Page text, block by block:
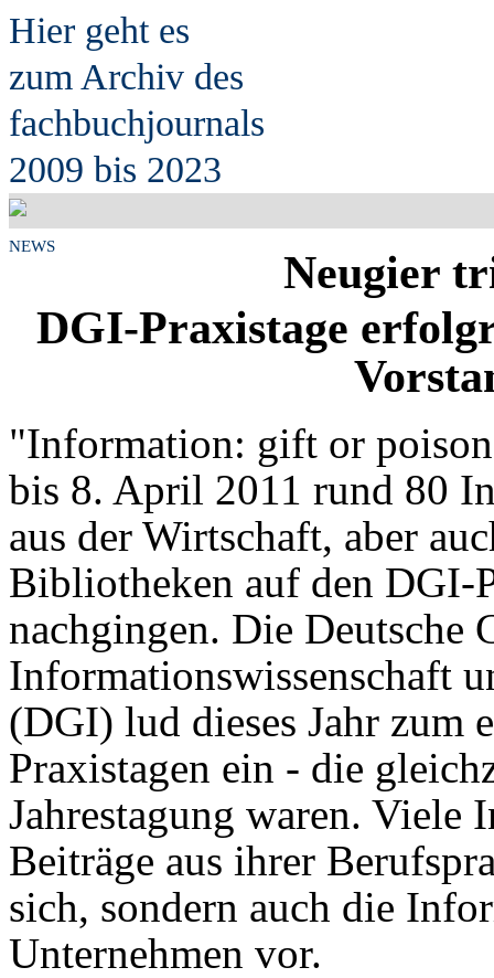
Hier geht es
zum Archiv des
fachbuchjournals
2009 bis 2023
NEWS
Neugier
DGI-Praxistage
"Information: gift or
bis 8. April 2011 rund 80
aus der Wirtschaft, aber
Bibliotheken auf den DGI-
nachgingen. Die Deutsche
Informationswissenschaft
(DGI) lud dieses Jahr zum
Praxistagen ein - die
Jahrestagung waren. Viele
Beiträge aus ihrer
sich, sondern auch die
Unternehmen vor.